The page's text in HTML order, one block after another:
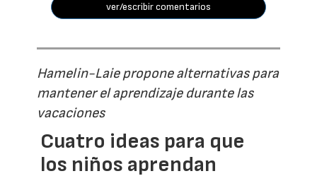
ver/escribir comentarios
Hamelin-Laie propone alternativas para
mantener el aprendizaje durante las
vacaciones
Cuatro ideas para que
los niños aprendan